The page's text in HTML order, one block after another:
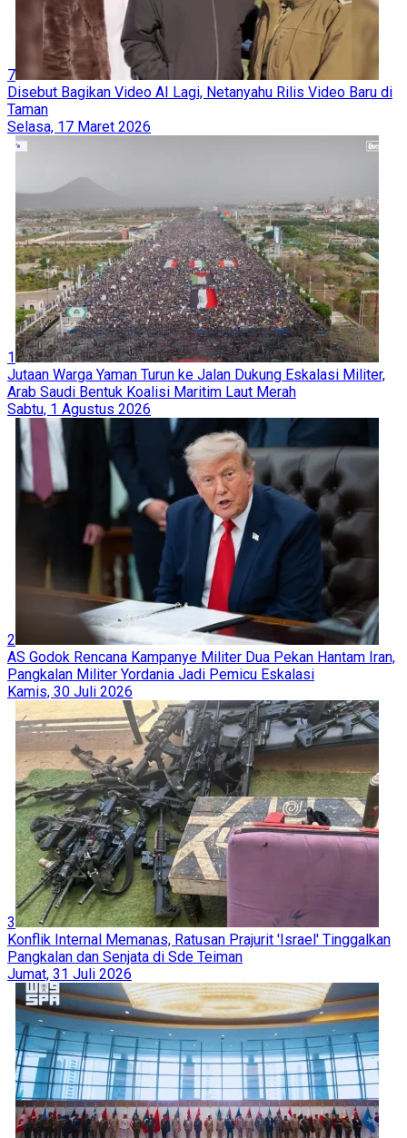
7
Disebut Bagikan Video AI Lagi, Netanyahu Rilis Video Baru di
Taman
Selasa, 17 Maret 2026
1
Jutaan Warga Yaman Turun ke Jalan Dukung Eskalasi Militer,
Arab Saudi Bentuk Koalisi Maritim Laut Merah
Sabtu, 1 Agustus 2026
2
AS Godok Rencana Kampanye Militer Dua Pekan Hantam Iran,
Pangkalan Militer Yordania Jadi Pemicu Eskalasi
Kamis, 30 Juli 2026
3
Konflik Internal Memanas, Ratusan Prajurit 'Israel' Tinggalkan
Pangkalan dan Senjata di Sde Teiman
Jumat, 31 Juli 2026